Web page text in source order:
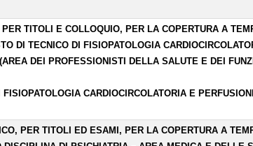
TITOLI E COLLOQUIO, PER LA COPERTURA A
DI TECNICO DI FISIOPATOLOGIA
DEI PROFESSIONISTI DELLA SALUTE E DEI
FISIOPATOLOGIA CARDIOCIRCOLATORIA E
PER TITOLI ED ESAMI, PER LA COPERTURA A